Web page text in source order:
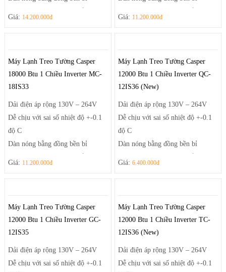
Giá: 14.200.000đ Giá: 11.200.000đ
Máy Lạnh Treo Tường Casper
18000 Btu 1 Chiều Inverter MC-
18IS33
Dải điện áp rộng 130V – 264V
Dễ chịu với sai số nhiệt độ +-0.1
độ C
Dàn nóng bằng đồng bền bỉ
Giá: 11.200.000đ
Máy Lạnh Treo Tường Casper
12000 Btu 1 Chiều Inverter QC-
12IS36 (New)
Dải điện áp rộng 130V – 264V
Dễ chịu với sai số nhiệt độ +-0.1
độ C
Dàn nóng bằng đồng bền bỉ
Giá: 6.400.000đ
Máy Lạnh Treo Tường Casper
12000 Btu 1 Chiều Inverter GC-
12IS35
Dải điện áp rộng 130V – 264V
Dễ chịu với sai số nhiệt độ +-0.1
Máy Lạnh Treo Tường Casper
12000 Btu 1 Chiều Inverter TC-
12IS36 (New)
Dải điện áp rộng 130V – 264V
Dễ chịu với sai số nhiệt độ +-0.1